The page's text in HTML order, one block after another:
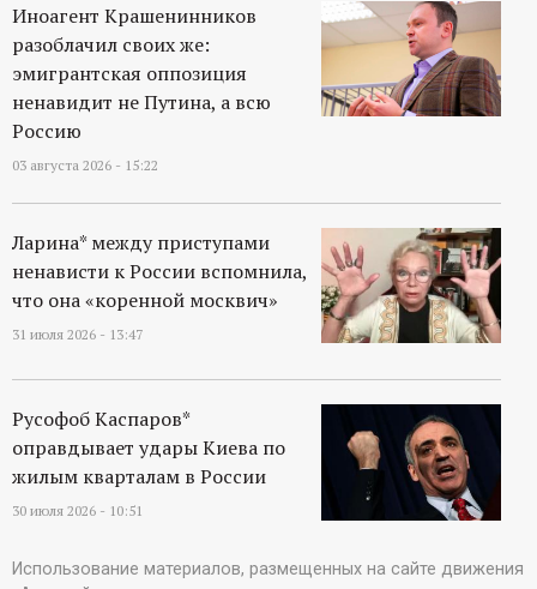
Иноагент Крашенинников
разоблачил своих же:
эмигрантская оппозиция
ненавидит не Путина, а всю
Россию
03 августа 2026 - 15:22
Ларина* между приступами
ненависти к России вспомнила,
что она «коренной москвич»
31 июля 2026 - 13:47
Русофоб Каспаров*
оправдывает удары Киева по
жилым кварталам в России
30 июля 2026 - 10:51
Использование материалов, размещенных на сайте движения